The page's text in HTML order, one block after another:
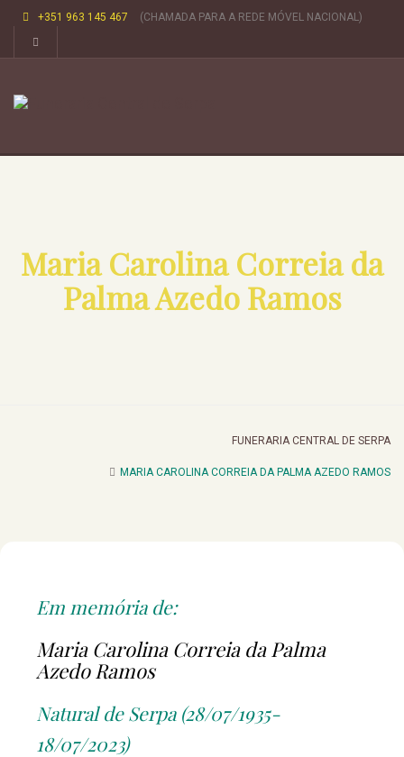
+351 963 145 467 (CHAMADA PARA A REDE MÓVEL NACIONAL)
Maria Carolina Correia da
Palma Azedo Ramos
FUNERARIA CENTRAL DE SERPA
MARIA CAROLINA CORREIA DA PALMA AZEDO RAMOS
Em memória de:
Maria Carolina Correia da Palma
Azedo Ramos
Natural de Serpa (28/07/1935-
18/07/2023)